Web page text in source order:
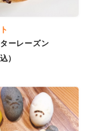
ーレーズン
）